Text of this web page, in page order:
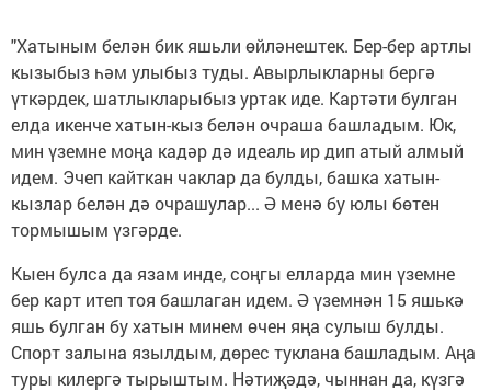
"Хатыным белән бик яшьли өйләнештек. Бер-бер артлы
кызыбыз һәм улыбыз туды. Авырлыкларны бергә
үткәрдек, шатлыкларыбыз уртак иде. Картәти булган
елда икенче хатын-кыз белән очраша башладым. Юк,
мин үземне моңа кадәр дә идеаль ир дип атый алмый
идем. Эчеп кайткан чаклар да булды, башка хатын-
кызлар белән дә очрашулар... Ә менә бу юлы бөтен
тормышым үзгәрде.
Кыен булса да язам инде, соңгы елларда мин үземне
бер карт итеп тоя башлаган идем. Ә үземнән 15 яшькә
яшь булган бу хатын минем өчен яңа сулыш булды.
Спорт залына язылдым, дөрес туклана башладым. Аңа
туры килергә тырыштым. Нәтиҗәдә, чыннан да, күзгә